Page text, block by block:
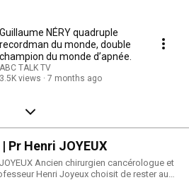
Guillaume NÉRY quadruple
recordman du monde, double
champion du monde d’apnée.
ABC TALK TV
3.5K views
7 months ago
Pr Henri JOYEUX
JOYEUX Ancien chirurgien cancérologue et
Henri Joyeux choisit de rester au